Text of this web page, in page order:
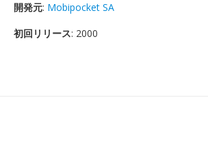
開発元: Mobipocket SA
初回リリース: 2000